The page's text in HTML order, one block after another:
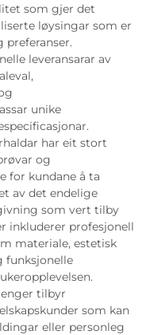
som gjer det
løysingar som er
preferanser.
leveransarar av
unike
har eit stort
og
for kundane å ta
av det endelige
som vert tilby
inkluderer profesjonell
materiale, estetisk
funksjonelle
tilbyr
som kan
eller personleg